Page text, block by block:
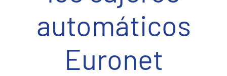
automáticos
Euronet